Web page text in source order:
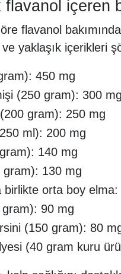
flavanol içeren
flavanol
yaklaşık içerikleri
450 mg
(250 gram): 300 mg
gram): 250 mg
ml): 200 mg
140 mg
gram): 130 mg
birlikte orta boy elma:
90 mg
(150 gram): 80
(40 gram kuru